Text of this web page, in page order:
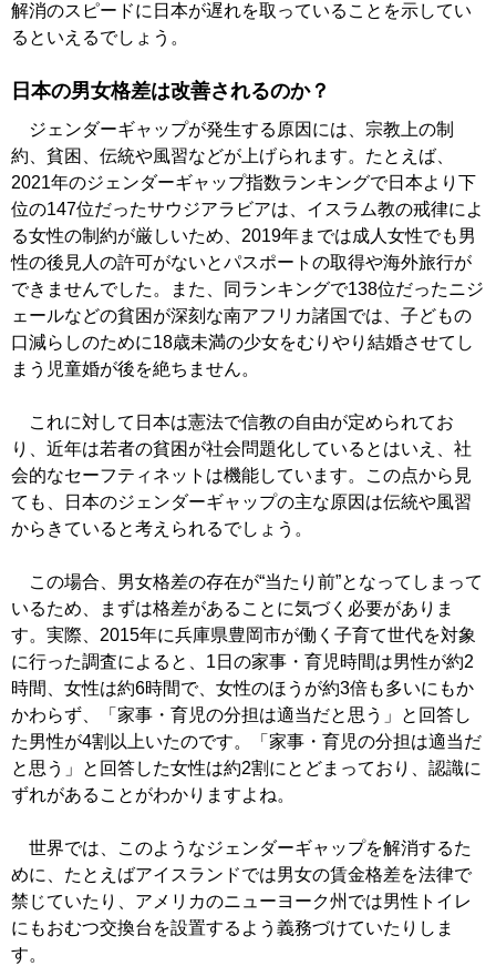
解消のスピードに日本が遅れを取っていることを示してい
るといえるでしょう。
日本の男女格差は改善されるのか？
ジェンダーギャップが発生する原因には、宗教上の制
約、貧困、伝統や風習などが上げられます。たとえば、
2021年のジェンダーギャップ指数ランキングで日本より下
位の147位だったサウジアラビアは、イスラム教の戒律によ
る女性の制約が厳しいため、2019年までは成人女性でも男
性の後見人の許可がないとパスポートの取得や海外旅行が
できませんでした。また、同ランキングで138位だったニジ
ェールなどの貧困が深刻な南アフリカ諸国では、子どもの
口減らしのために18歳未満の少女をむりやり結婚させてし
まう児童婚が後を絶ちません。
これに対して日本は憲法で信教の自由が定められてお
り、近年は若者の貧困が社会問題化しているとはいえ、社
会的なセーフティネットは機能しています。この点から見
ても、日本のジェンダーギャップの主な原因は伝統や風習
からきていると考えられるでしょう。
この場合、男女格差の存在が“当たり前”となってしまって
いるため、まずは格差があることに気づく必要がありま
す。実際、2015年に兵庫県豊岡市が働く子育て世代を対象
に行った調査によると、1日の家事・育児時間は男性が約2
時間、女性は約6時間で、女性のほうが約3倍も多いにもか
かわらず、「家事・育児の分担は適当だと思う」と回答し
た男性が4割以上いたのです。「家事・育児の分担は適当だ
と思う」と回答した女性は約2割にとどまっており、認識に
ずれがあることがわかりますよね。
世界では、このようなジェンダーギャップを解消するた
めに、たとえばアイスランドでは男女の賃金格差を法律で
禁じていたり、アメリカのニューヨーク州では男性トイレ
にもおむつ交換台を設置するよう義務づけていたりしま
す。